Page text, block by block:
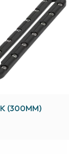
(300MM)